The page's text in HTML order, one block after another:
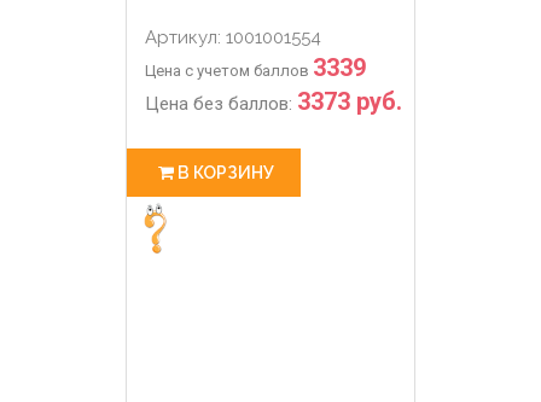
Артикул: 1001001554
Цена с учетом баллов 3339
Цена без баллов: 3373 руб.
В КОРЗИНУ